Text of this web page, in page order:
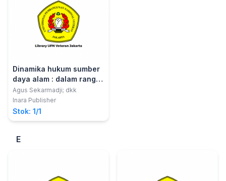
Dinamika hukum sumber
daya alam : dalam rangka
mengenang guru kami,
Prof. Dr. Eman Ramelan,
S.H., M.S.
Agus Sekarmadji; dkk
Inara Publisher
Stok: 1/1
E